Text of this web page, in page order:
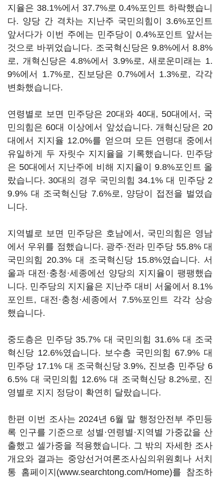
지율은 38.1%에서 37.7%로 0.4%포인트 하락했습니
다. 양당 간 격차는 지난주 국민의힘이 3.6%포인트
앞서다가 이번 주에는 민주당이 0.4%포인트 앞서는
것으로 바뀌었습니다. 조국혁신당은 9.8%에서 8.8%
로, 개혁신당은 4.8%에서 3.9%로, 새로운미래는 1.
9%에서 1.7%로, 진보당은 0.7%에서 1.3%로, 각각
변화했습니다.
연령별로 보면 민주당은 20대와 40대, 50대에서, 국
민의힘은 60대 이상에서 앞섰습니다. 개혁신당은 20
대에서 지지율 12.0%를 얻으며 모든 연령대 중에서
유일하게 두 자릿수 지지율을 기록했습니다. 민주당
은 50대에서 지난주에 비해 지지율이 9.8%포인트 올
랐습니다. 30대의 경우 국민의힘 34.1% 대 민주당 2
9.9% 대 조국혁신당 7.6%로, 양당이 접전을 벌였습
니다.
지역별로 보면 민주당은 호남에서, 국민의힘은 영남
에서 우위를 점했습니다. 광주·전라 민주당 55.8% 대
국민의힘 20.3% 대 조국혁신당 15.8%였습니다. 서
울과 대전·충청·세종에선 양당의 지지율이 팽팽했습
니다. 민주당의 지지율은 지난주 대비 서울에서 8.1%
포인트, 대전·충청·세종에서 7.5%포인트 각각 상승
했습니다.
중도층은 민주당 35.7% 대 국민의힘 31.6% 대 조국
혁신당 12.6%였습니다. 보수층 국민의힘 67.9% 대
민주당 17.1% 대 조국혁신당 3.9%, 진보층 민주당 6
6.5% 대 국민의힘 12.6% 대 조국혁신당 8.2%로, 진
영별로 지지 정당이 확연히 달랐습니다.
한편 이번 조사는 2024년 6월 말 행정안전부 주민등
록 인구를 기준으로 성별·연령별·지역별 가중값을 산
출했고 셀가중을 적용했습니다. 그 밖의 자세한 조사
개요와 결과는 중앙선거여론조사심의위원회나 서치
통 홈페이지(www.searchtong.com/Home)를 참조하